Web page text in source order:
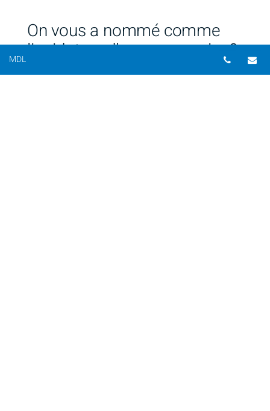
On vous a nommé comme
liquidateur d’une succession?
Voici des éléments à prendre
MDL